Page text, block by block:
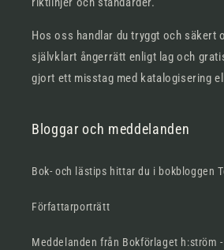
Hos oss handlar du tryggt och säkert
självklart ångerrätt enligt lag och
gjort ett misstag med katalogisering
Bloggar och meddelanden
Bok- och lästips hittar du i bokbloggen
Författarporträtt
Meddelanden från Bokförlaget h:ström